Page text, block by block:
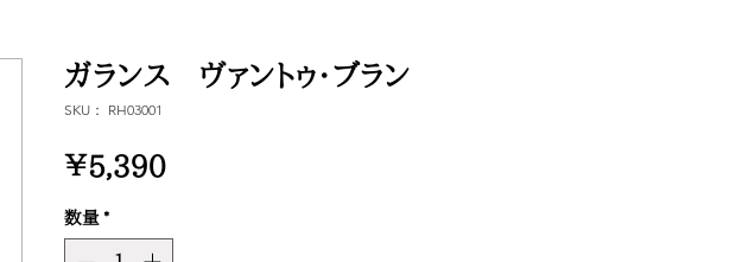
ガランス ヴァントゥ・ブラン
SKU： RH03001
￥5,390価
数量 *